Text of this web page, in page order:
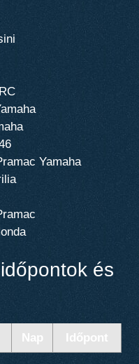
Yamaha
és
Nap Időpont